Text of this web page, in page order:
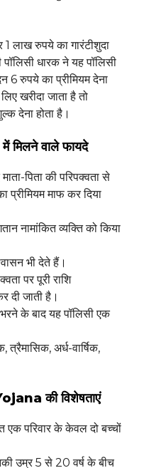
1 लाख रुपये का गारंटीशुदा
धारक ने यह पॉलिसी
6 रुपये का प्रीमियम देना
खरीदा जाता है तो
देना होता है।
वाले फायदे
पिता की परिपक्वता से
प्रीमियम माफ कर दिया
नामांकित व्यक्ति को किया
भी देते हैं।
पर पूरी राशि
दी जाती है।
के बाद यह पॉलिसी एक
अर्ध-वार्षिक,
की विशेषताएं
एक परिवार के केवल दो बच्चों
उम्र 5 से 20 वर्ष के बीच